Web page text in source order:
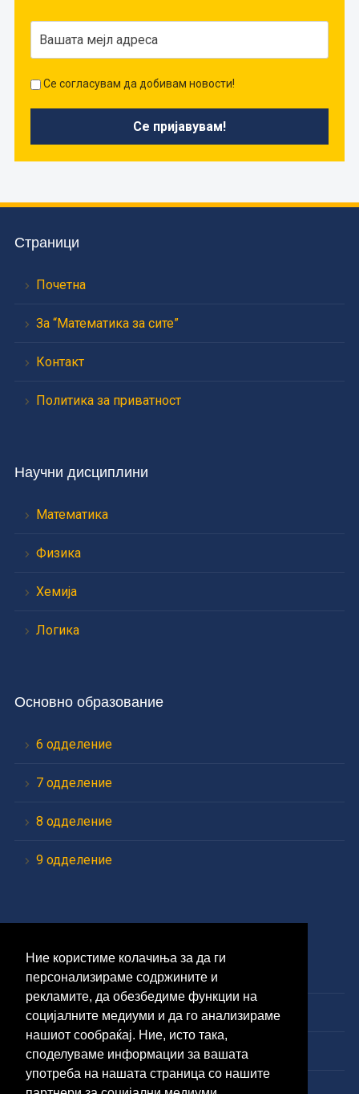
Ние користиме колачиња за да ги
персонализираме содржините и
рекламите, да обезбедиме функции на
социјалните медиуми и да го анализираме
нашиот сообраќај. Ние, исто така,
споделуваме информации за вашата
употреба на нашата страница со нашите
Се согласувам да добивам новости!
Страници
Почетна
За “Математика за сите”
Контакт
Политика за приватност
Научни дисциплини
Математика
Физика
Хемија
Логика
Основно образование
6 одделение
7 одделение
8 одделение
9 одделение
1 година
2 година
3 година
4 година